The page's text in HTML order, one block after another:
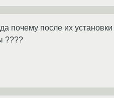
почему после их
????